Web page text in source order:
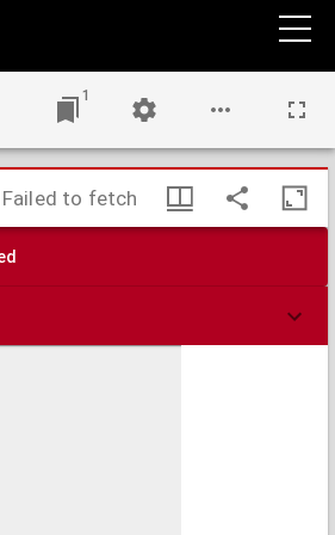
en zieken staat, met aanwijzing voor stalling,
1
Failed to fetch